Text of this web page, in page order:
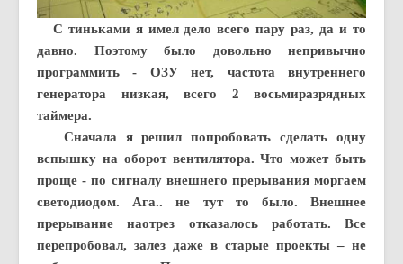
С тиньками я имел дело всего пару раз, да и то
давно. Поэтому было довольно непривычно
программить - ОЗУ нет, частота внутреннего
генератора низкая, всего 2 восьмиразрядных
таймера.
Сначала я решил попробовать сделать одну
вспышку на оборот вентилятора. Что может быть
проще - по сигналу внешнего прерывания моргаем
светодиодом. Ага.. не тут то было. Внешнее
прерывание наотрез отказалось работать. Все
перепробовал, залез даже в старые проекты – не